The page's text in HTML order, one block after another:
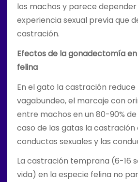
los machos y parece depender
experiencia sexual previa que
castración.
Efectos de la gonadectomía
felina
En el gato la castración
vagabundeo, el marcaje con
entre machos en un 80-90% de
caso de las gatas la castración
conductas sexuales y las
La castración temprana (6-16
vida) en la especie felina no